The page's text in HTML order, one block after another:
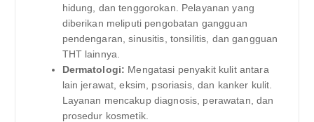
hidung, dan tenggorokan. Pelayanan yang
diberikan meliputi pengobatan gangguan
pendengaran, sinusitis, tonsilitis, dan gangguan
THT lainnya.
Dermatologi: Mengatasi penyakit kulit antara
lain jerawat, eksim, psoriasis, dan kanker kulit.
Layanan mencakup diagnosis, perawatan, dan
prosedur kosmetik.